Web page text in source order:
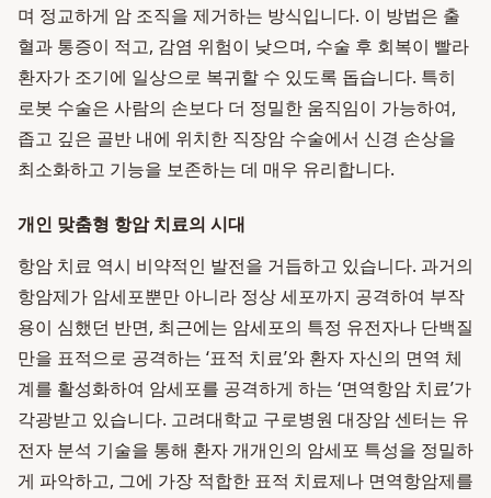
며 정교하게 암 조직을 제거하는 방식입니다. 이 방법은 출
혈과 통증이 적고, 감염 위험이 낮으며, 수술 후 회복이 빨라
환자가 조기에 일상으로 복귀할 수 있도록 돕습니다. 특히
로봇 수술은 사람의 손보다 더 정밀한 움직임이 가능하여,
좁고 깊은 골반 내에 위치한 직장암 수술에서 신경 손상을
최소화하고 기능을 보존하는 데 매우 유리합니다.
개인 맞춤형 항암 치료의 시대
항암 치료 역시 비약적인 발전을 거듭하고 있습니다. 과거의
항암제가 암세포뿐만 아니라 정상 세포까지 공격하여 부작
용이 심했던 반면, 최근에는 암세포의 특정 유전자나 단백질
만을 표적으로 공격하는 ‘표적 치료’와 환자 자신의 면역 체
계를 활성화하여 암세포를 공격하게 하는 ‘면역항암 치료’가
각광받고 있습니다. 고려대학교 구로병원 대장암 센터는 유
전자 분석 기술을 통해 환자 개개인의 암세포 특성을 정밀하
게 파악하고, 그에 가장 적합한 표적 치료제나 면역항암제를